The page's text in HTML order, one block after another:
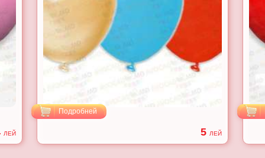
ЛЕЙ
Подробней
5 ЛЕЙ